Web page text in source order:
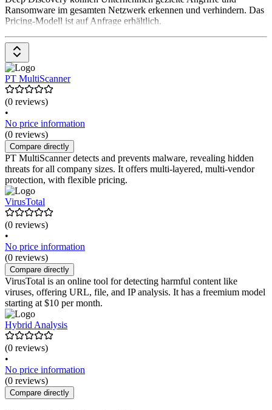
Ransomware im gesamten Netzwerk erkennen und verhindern. Das
Pricing-Modell ist auf Anfrage erhältlich.
PT MultiScanner
(0 reviews)
•
No price information
(0 reviews)
Compare directly
PT MultiScanner detects and prevents malware, revealing hidden
threats for all company sizes. It offers multi-layered, multi-vendor
protection, with flexible pricing.
VirusTotal
(0 reviews)
•
No price information
(0 reviews)
Compare directly
VirusTotal is an online tool for detecting harmful content like
viruses, offering URL, file, and IP analysis. It has a freemium model
starting at $10 per month.
Hybrid Analysis
(0 reviews)
•
No price information
(0 reviews)
Compare directly